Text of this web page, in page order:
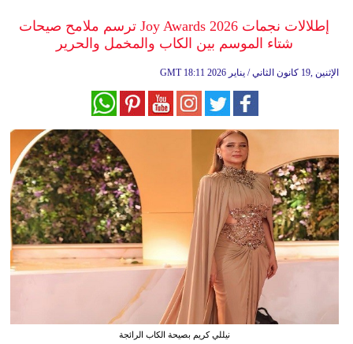
وموسيقى
سياحة
وسفر
ديكور
أخبار
إعلام
إطلالات نجمات Joy Awards 2026 ترسم ملامح صيحات
شتاء الموسم بين الكاب والمخمل والحرير
GMT 18:11 2026 الإثنين ,19 كانون الثاني / يناير
نيللي كريم بصيحة الكاب الرائجة